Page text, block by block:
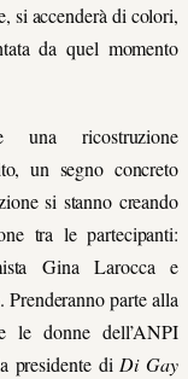
si accenderà di colori,
da quel momento
una ricostruzione
un segno concreto
si stanno creando
tra le partecipanti:
Gina Larocca e
parte alla
le donne dell’ANPI
presidente di Di Gay